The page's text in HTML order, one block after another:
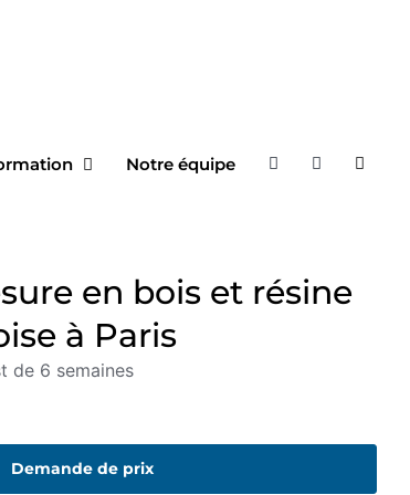
Notre équipe
en bois et résine
à Paris
de 6 semaines
Demande de prix